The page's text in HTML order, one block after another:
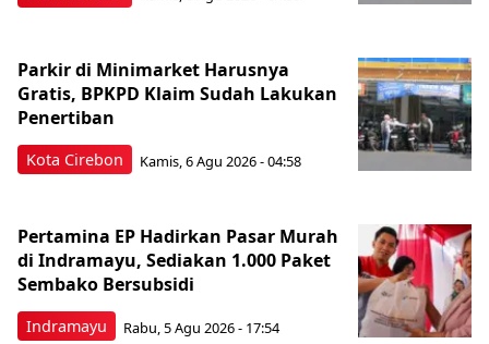
Kota Cirebon
Parkir di Minimarket Harusnya
Gratis, BPKPD Klaim Sudah Lakukan
Penertiban
Kamis, 6 Agu 2026 - 04:58
Indramayu
Pertamina EP Hadirkan Pasar Murah
di Indramayu, Sediakan 1.000 Paket
Sembako Bersubsidi
Rabu, 5 Agu 2026 - 17:54